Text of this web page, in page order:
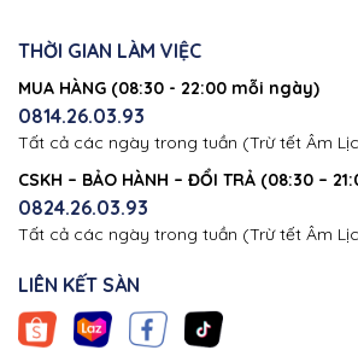
THỜI GIAN LÀM VIỆC
MUA HÀNG (08:30 - 22:00 mỗi ngày)
0814.26.03.93
Tất cả các ngày trong tuần (Trừ tết Âm
CSKH – BẢO HÀNH – ĐỔI TRẢ (08:30 –
0824.26.03.93
Tất cả các ngày trong tuần (Trừ tết Âm
LIÊN KẾT SÀN